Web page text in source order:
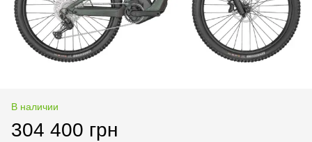
В наличии
304 400 грн